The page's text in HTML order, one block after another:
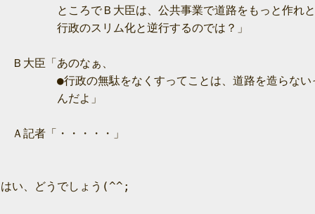
ところでＢ大臣は、公共事業で道路をもっと作れと
行政のスリム化と逆行するのでは？」
Ｂ大臣「あのなぁ、
●行政の無駄をなくすってことは、道路を造らない
んだよ」
Ａ記者「・・・・・」
はい、どうでしょう(^^;